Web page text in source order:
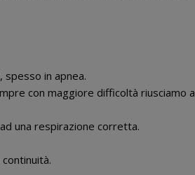
in apnea.
con maggiore difficoltà riusciamo a
una respirazione corretta.